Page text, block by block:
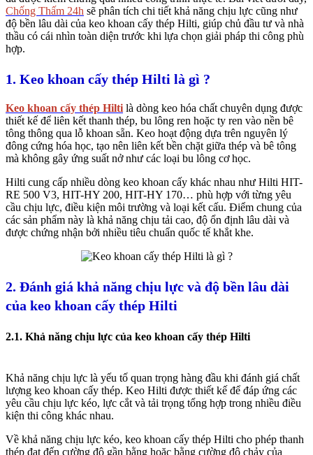
Chống Thấm 24h sẽ phân tích chi tiết khả năng chịu lực cũng như
độ bền lâu dài của keo khoan cấy thép Hilti, giúp chủ đầu tư và nhà
thầu có cái nhìn toàn diện trước khi lựa chọn giải pháp thi công phù
hợp.
1. Keo khoan cấy thép Hilti là gì ?
Keo khoan cấy thép Hilti là dòng keo hóa chất chuyên dụng được
thiết kế để liên kết thanh thép, bu lông ren hoặc ty ren vào nền bê
tông thông qua lỗ khoan sẵn. Keo hoạt động dựa trên nguyên lý
đông cứng hóa học, tạo nên liên kết bền chặt giữa thép và bê tông
mà không gây ứng suất nở như các loại bu lông cơ học.
Hilti cung cấp nhiều dòng keo khoan cấy khác nhau như Hilti HIT-
RE 500 V3, HIT-HY 200, HIT-HY 170… phù hợp với từng yêu
cầu chịu lực, điều kiện môi trường và loại kết cấu. Điểm chung của
các sản phẩm này là khả năng chịu tải cao, độ ổn định lâu dài và
được chứng nhận bởi nhiều tiêu chuẩn quốc tế khắt khe.
2. Đánh giá khả năng chịu lực và độ bền lâu dài
của keo khoan cấy thép Hilti
2.1. Khả năng chịu lực của keo khoan cấy thép Hilti
Khả năng chịu lực là yếu tố quan trọng hàng đầu khi đánh giá chất
lượng keo khoan cấy thép. Keo Hilti được thiết kế để đáp ứng các
yêu cầu chịu lực kéo, lực cắt và tải trọng tổng hợp trong nhiều điều
kiện thi công khác nhau.
Về khả năng chịu lực kéo, keo khoan cấy thép Hilti cho phép thanh
thép đạt đến cường độ gần bằng hoặc bằng cường độ chảy của